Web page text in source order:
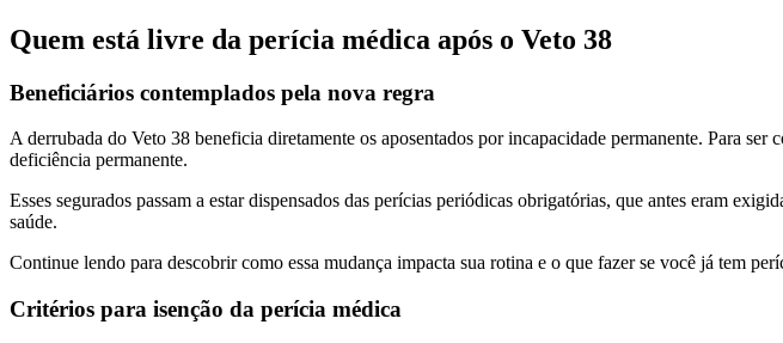
Quem está livre da perícia médica após o Veto 38
Beneficiários contemplados pela nova regra
A derrubada do Veto 38 beneficia diretamente os aposentados por incapacidade permanente. Para
deficiência permanente.
Esses segurados passam a estar dispensados das perícias periódicas obrigatórias, que antes eram
saúde.
Continue lendo para descobrir como essa mudança impacta sua rotina e o que fazer se você já tem
Critérios para isenção da perícia médica